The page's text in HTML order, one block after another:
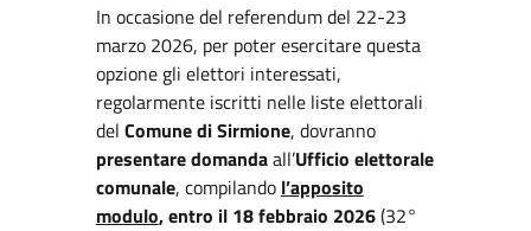
In occasione del referendum del 22-23
marzo 2026, per poter esercitare questa
opzione gli elettori interessati,
regolarmente iscritti nelle liste elettorali
del Comune di Sirmione, dovranno
presentare domandaall’Ufficio elettorale
comunale, compilando l’apposito
modulo, entro il 18 febbraio 2026(32°